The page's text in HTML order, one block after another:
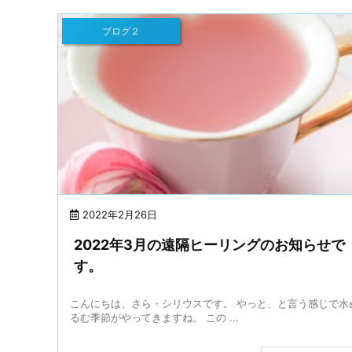
2022年2月26日
ブログ２
2022年3月の遠隔ヒーリングのお知らせで
す。
こんにちは、さら・シリウスです。 やっと、と言う感じで水
るむ季節がやってきますね。 この ...